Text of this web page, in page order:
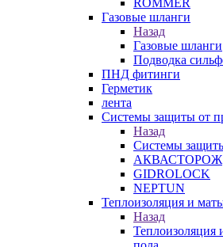
ROMMER
Газовые шланги
Назад
Газовые шланги
Подводка
ПНД фитинги
Герметик
лента
Системы защиты от
Назад
Системы
АКВАСТОРОЖ
GIDROLOCK
NEPTUN
Теплоизоляция и
Назад
Теплоизоляция